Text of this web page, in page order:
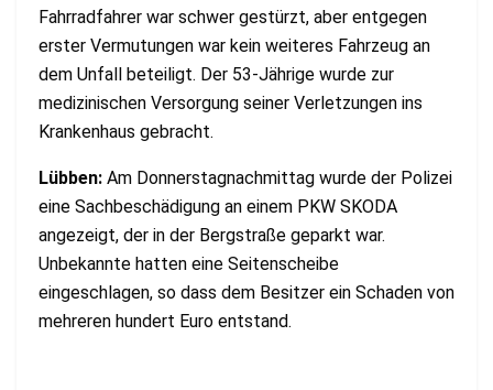
Fahrradfahrer war schwer gestürzt, aber entgegen
erster Vermutungen war kein weiteres Fahrzeug an
dem Unfall beteiligt. Der 53-Jährige wurde zur
medizinischen Versorgung seiner Verletzungen ins
Krankenhaus gebracht.
Lübben: Am Donnerstagnachmittag wurde der Polizei
eine Sachbeschädigung an einem PKW SKODA
angezeigt, der in der Bergstraße geparkt war.
Unbekannte hatten eine Seitenscheibe
eingeschlagen, so dass dem Besitzer ein Schaden von
mehreren hundert Euro entstand.